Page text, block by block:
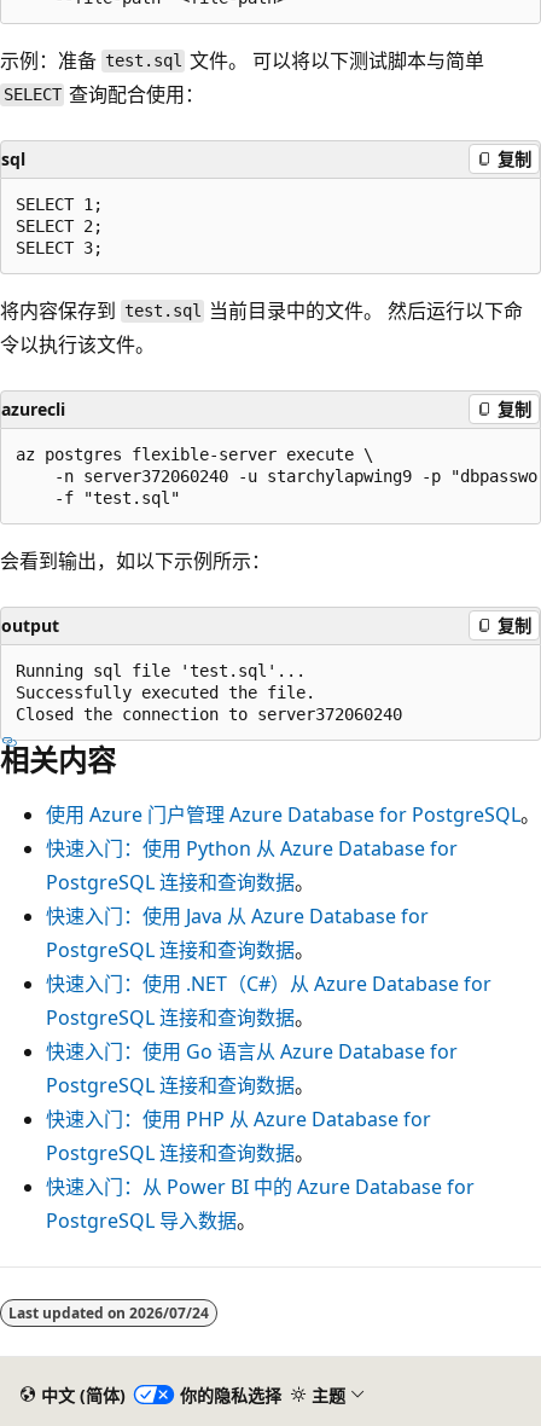
示例：准备 test.sql 文件。 可以将以下测试脚本与简单
SELECT 查询配合使用：
sql 复制
SELECT 1;
SELECT 2;
将内容保存到 test.sql 当前目录中的文件。 然后运行以下命
令以执行该文件。
azurecli 复制
az postgres flexible-server execute \
-n server372060240 -u starchylapwing9 -p
会看到输出，如以下示例所示：
output 复制
Running sql file 'test.sql'...
Successfully executed the file.
相关内容
使用 Azure 门户管理 Azure Database for PostgreSQL。
快速入门：使用 Python 从 Azure Database for
PostgreSQL 连接和查询数据。
快速入门：使用 Java 从 Azure Database for
PostgreSQL 连接和查询数据。
快速入门：使用 .NET（C#）从 Azure Database for
PostgreSQL 连接和查询数据。
快速入门：使用 Go 语言从 Azure Database for
PostgreSQL 连接和查询数据。
快速入门：使用 PHP 从 Azure Database for
PostgreSQL 连接和查询数据。
快速入门：从 Power BI 中的 Azure Database for
PostgreSQL 导入数据。
Last updated on 2026/07/24
中文 (简体) 你的隐私选择 主题